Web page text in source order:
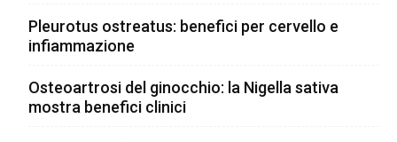
Pleurotus ostreatus: benefici per cervello e
infiammazione
Osteoartrosi del ginocchio: la Nigella sativa
mostra benefici clinici